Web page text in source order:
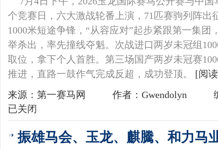
个竞赛日，六大激战轮番上演，71匹赛驹列阵出
1000米短途争锋，“从容应对”起步紧跟第一集团
举杀出，率先撞线夺魁。次战进口两岁未冠组
取位，拿下个人首胜。第三场国产两岁未冠赛
推进，直路一鼓作气完成反超，成功登顶。 [阅
来源：第一赛马网
作者：Gwendolyn
已关闭
振雄马会、玉龙、麒騰、和力马